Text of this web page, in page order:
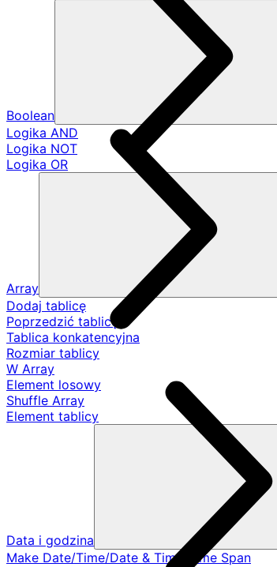
Boolean
Logika AND
Logika NOT
Logika OR
Array
Dodaj tablicę
Poprzedzić tablicę
Tablica konkatencyjna
Rozmiar tablicy
W Array
Element losowy
Shuffle Array
Element tablicy
Data i godzina
Make Date/Time/Date & Time/Time Span